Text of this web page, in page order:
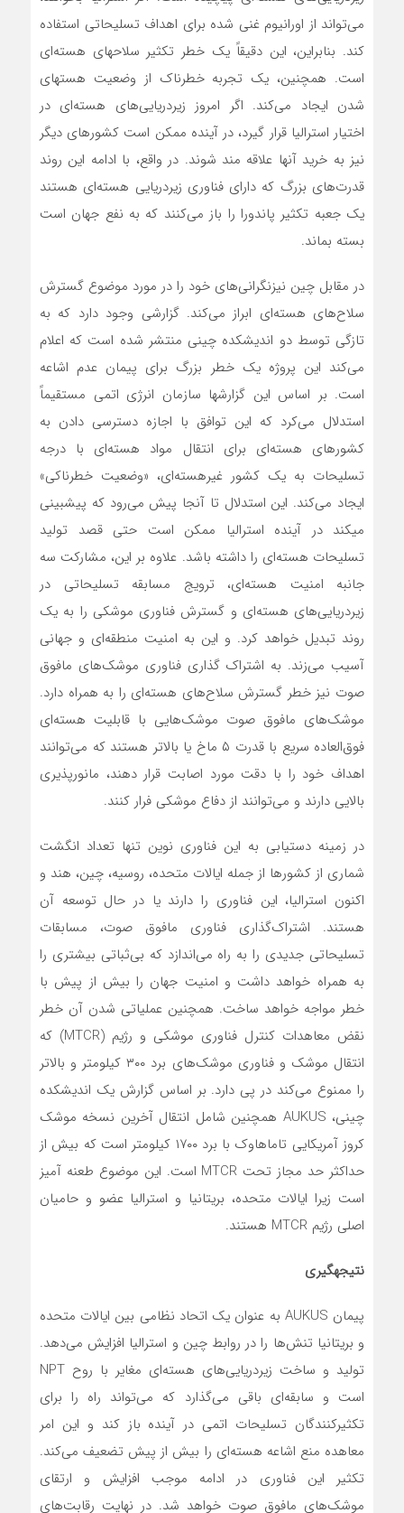
می‌تواند از اورانیوم غنی شده برای اهداف تسلیحاتی استفاده
کند. بنابراین، این دقیقاً یک خطر تکثیر سلاح­های ‌هسته‌ای
است. همچنین، یک تجربه خطرناک از وضعیت هسته­ای
شدن ایجاد‌ می‌کند. اگر امروز زیردریایی‌های ‌هسته‌ای در
اختیار استرالیا قرار گیرد، در آینده ممکن است کشورهای دیگر
نیز به خرید آنها علاقه مند شوند. در واقع، با ادامه این روند
قدرت‌های بزرگ که دارای فناوری زیردریایی ‌هسته‌ای هستند
یک جعبه تکثیر پاندورا را باز‌ می‌کنند که به نفع جهان است
بسته بماند.
در مقابل چین نیزنگرانی‌های خود را در مورد موضوع گسترش
سلاح‌های ‌هسته‌ای ابراز‌ می‌کند. گزارشی وجود دارد که به
تازگی توسط دو اندیشکده چینی منتشر شده است که اعلام‌
می‌کند این پروژه یک خطر بزرگ برای پیمان عدم اشاعه
است. بر اساس این گزارش­ها سازمان انرژی اتمی مستقیماً
استدلال می‌کرد که این توافق با اجازه دسترسی دادن به
کشورهای هسته‌ای برای انتقال مواد هسته‌ای با درجه
تسلیحات به یک کشور غیرهسته‌ای، «وضعیت خطرناکی»
ایجاد می‌کند. این استدلال تا آنجا پیش‌ می‌رود که پیش­بینی
می­کند در آینده استرالیا ممکن است حتی قصد تولید
تسلیحات ‌هسته‌ای را داشته باشد. علاوه بر این، مشارکت سه
جانبه امنیت ‌هسته‌ای، ترویج مسابقه تسلیحاتی در
زیردریایی‌های ‌هسته‌ای و گسترش فناوری موشکی را به یک
روند تبدیل خواهد کرد. و این به امنیت ‌منطقه‌ای و جهانی
آسیب‌ می‌زند. به اشتراک گذاری فناوری موشک‌های مافوق
صوت نیز خطر گسترش سلاح‌های ‌هسته‌ای را به همراه دارد.
موشک‌های مافوق صوت موشک‌هایی با قابلیت هسته‌ای
فوق‌العاده سریع با قدرت ۵ ماخ یا بالاتر هستند که می‌توانند
اهداف خود را با دقت مورد اصابت قرار دهند، مانورپذیری
بالایی دارند و می‌توانند از دفاع موشکی فرار کنند.
در زمینه دستیابی به این فناوری نوین تنها تعداد انگشت
شماری از کشورها از جمله ایالات متحده، روسیه، چین، هند و
اکنون استرالیا، این فناوری را دارند یا در حال توسعه آن
هستند. اشتراک‌گذاری فناوری مافوق صوت، مسابقات
تسلیحاتی جدیدی را به راه می‌اندازد که بی‌ثباتی بیشتری را
به همراه خواهد داشت و امنیت جهان را بیش از پیش با
خطر مواجه خواهد ساخت. همچنین عملیاتی شدن آن خطر
نقض معاهدات کنترل فناوری موشکی و رژیم (MTCR) که
انتقال موشک و فناوری موشک‌های برد ۳۰۰ کیلومتر و بالاتر
را ممنوع‌ می‌کند در پی دارد. بر اساس گزارش یک اندیشکده
چینی، AUKUS همچنین شامل انتقال آخرین نسخه موشک
کروز آمریکایی تاماهاوک با برد ۱۷۰۰ کیلومتر است که بیش از
حداکثر حد مجاز تحت MTCR است. این موضوع طعنه آمیز
است زیرا ایالات متحده، بریتانیا و استرالیا عضو و حامیان
اصلی رژیم MTCR هستند.
نتیجه­گیری
پیمان AUKUS به عنوان یک اتحاد نظامی بین ایالات متحده
و بریتانیا تنش‌ها را در روابط چین و استرالیا افزایش‌ می‌دهد.
تولید و ساخت زیردریایی‌های هسته‌ای مغایر با روح NPT
است و سابقه‌ای باقی می‌گذارد که می‌تواند راه را برای
تکثیرکنندگان تسلیحات اتمی در آینده باز کند و این امر
معاهده منع اشاعه ‌هسته‌ای را بیش از پیش تضعیف‌ می‌کند.
تکثیر این فناوری در ادامه موجب افزایش و ارتقای
موشک‌های مافوق صوت خواهد شد. در نهایت رقابت‌های